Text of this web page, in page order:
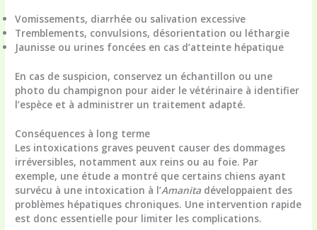
Vomissements, diarrhée ou salivation excessive
Tremblements, convulsions, désorientation ou léthargie
Jaunisse ou urines foncées en cas d’atteinte hépatique
En cas de suspicion, conservez un échantillon ou une
photo du champignon pour aider le vétérinaire à identifier
l’espèce et à administrer un traitement adapté.
Conséquences à long terme
Les intoxications graves peuvent causer des dommages
irréversibles, notamment aux reins ou au foie. Par
exemple, une étude a montré que certains chiens ayant
survécu à une intoxication à l’Amanita développaient des
problèmes hépatiques chroniques. Une intervention rapide
est donc essentielle pour limiter les complications.